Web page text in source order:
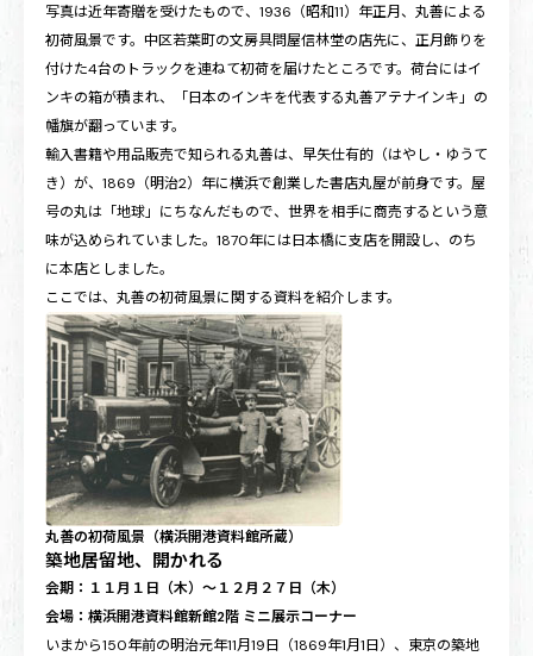
写真は近年寄贈を受けたもので、1936（昭和11）年正月、丸善による
初荷風景です。中区若葉町の文房具問屋信林堂の店先に、正月飾りを
付けた4台のトラックを連ねて初荷を届けたところです。荷台にはイ
ンキの箱が積まれ、「日本のインキを代表する丸善アテナインキ」の
幡旗が翻っています。
輸入書籍や用品販売で知られる丸善は、早矢仕有的（はやし・ゆうて
き）が、1869（明治2）年に横浜で創業した書店丸屋が前身です。屋
号の丸は「地球」にちなんだもので、世界を相手に商売するという意
味が込められていました。1870年には日本橋に支店を開設し、のち
に本店としました。
ここでは、丸善の初荷風景に関する資料を紹介します。
丸善の初荷風景（横浜開港資料館所蔵）
築地居留地、開かれる
会期：１１月１日（木）～１２月２７日（木）
会場：横浜開港資料館新館2階 ミニ展示コーナー
いまから150年前の明治元年11月19日（1869年1月1日）、東京の築地